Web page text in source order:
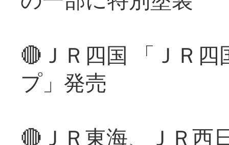
🔴ＪＲ四国 「ＪＲ
プ」発売
🔴ＪＲ東海、ＪＲ西